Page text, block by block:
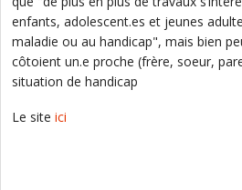
enfants, adolescent.es et jeunes
maladie ou au handicap", mais bien
côtoient un.e proche (frère, soeur,
situation de handicap
Le site ici